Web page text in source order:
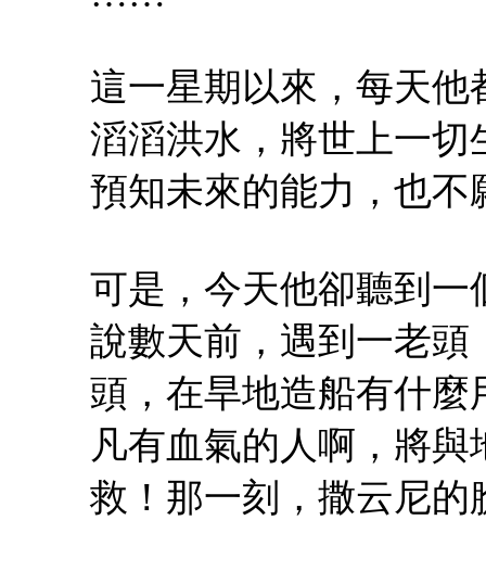
這一星期以來，每天
滔滔洪水，將世上一
預知未來的能力，也
可是，今天他卻聽到
說數天前，遇到一老
頭，在旱地造船有什
凡有血氣的人啊，將
救！那一刻，撒云尼